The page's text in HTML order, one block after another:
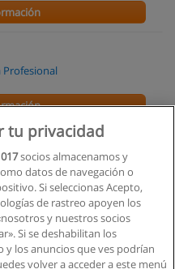
Profesional
Profesional
Profesional
tu privacidad
socios almacenamos y
datos de navegación o
Si seleccionas Acepto,
de rastreo apoyen los
y nuestros socios
Si se deshabilitan los
los anuncios que ves podrían
volver a acceder a este menú